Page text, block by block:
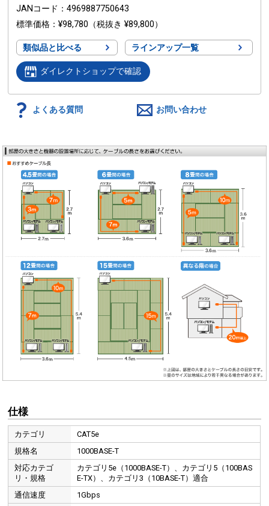
JANコード
4969887750643
標準価格
¥98,780 （税抜き ¥89,800）
類似品と比べる ラインアップ一覧
ダイレクトショップで確認
よくある質問 お問い合わせ
仕様
カテゴリ
CAT5e
規格名
1000BASE-T
対応カテゴ
リ・規格
カテゴリ5e（1000BASE-T）、カテゴリ5（100BAS
E-TX）、カテゴリ3（10BASE-T）適合
通信速度
1Gbps